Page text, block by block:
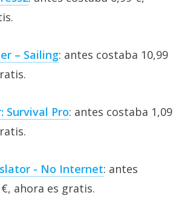
– Sailing: antes costaba 10,99
Survival Pro: antes costaba 1,09
- No Internet: antes
ahora es gratis.